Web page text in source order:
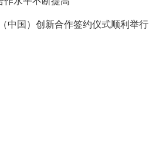
中国）创新合作签约仪式顺利举行